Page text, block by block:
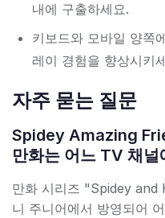
내에 구출하세요.
키보드와 모바일 양쪽
레이 경험을 향상시키
자주 묻는 질문
Spidey Amazing
만화는 어느 TV 채널
만화 시리즈 "Spidey and
니 주니어에서 방영되어